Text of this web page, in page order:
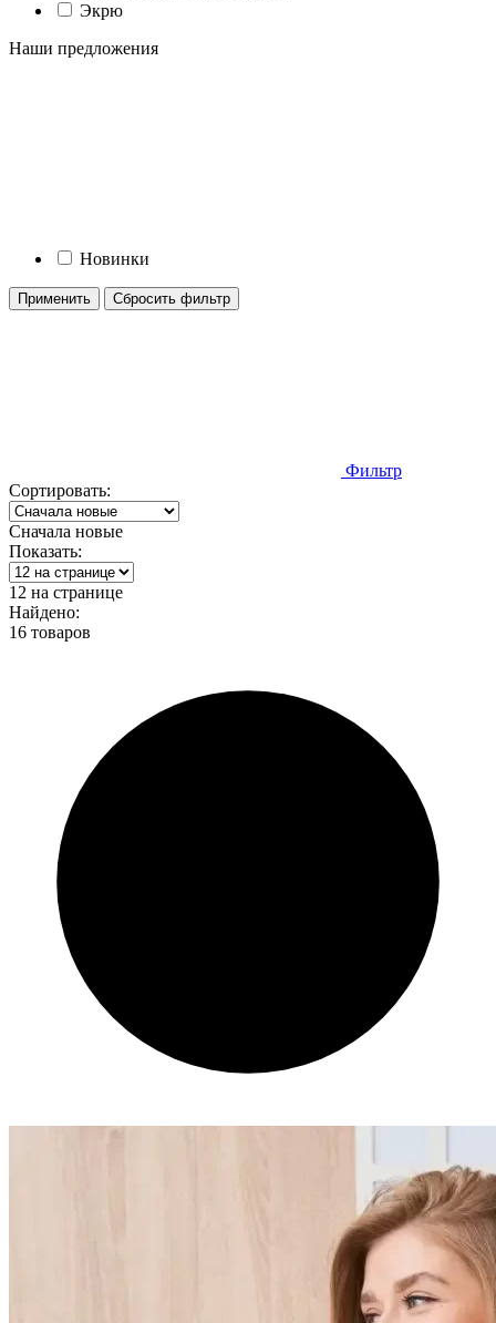
Экрю
Наши предложения
Новинки
Применить Сбросить фильтр
Фильтр
Сортировать:
Сначала новые
Показать:
12 на странице
Найдено:
16 товаров